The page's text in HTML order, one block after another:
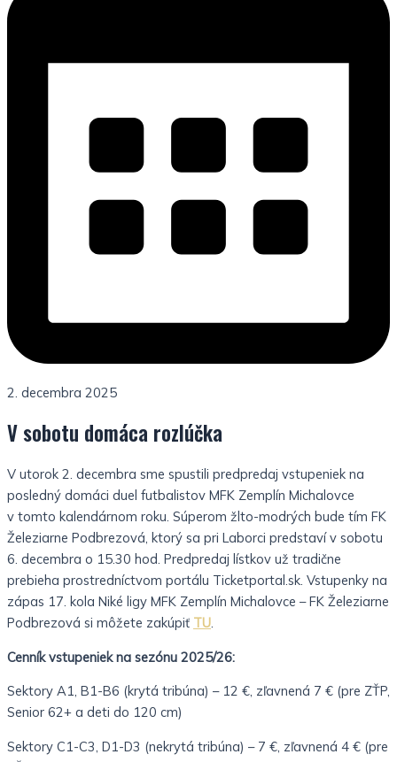
2. decembra 2025
V sobotu domáca rozlúčka
V utorok 2. decembra sme spustili predpredaj vstupeniek na
posledný domáci duel futbalistov MFK Zemplín Michalovce
v tomto kalendárnom roku. Súperom žlto-modrých bude tím FK
Železiarne Podbrezová, ktorý sa pri Laborci predstaví v sobotu
6. decembra o 15.30 hod. Predpredaj lístkov už tradične
prebieha prostredníctvom portálu Ticketportal.sk. Vstupenky na
zápas 17. kola Niké ligy MFK Zemplín Michalovce – FK Železiarne
Podbrezová si môžete zakúpiť TU.
Cenník vstupeniek na sezónu 2025/26:
Sektory A1, B1-B6 (krytá tribúna) – 12 €, zľavnená 7 € (pre ZŤP,
Senior 62+ a deti do 120 cm)
Sektory C1-C3, D1-D3 (nekrytá tribúna) – 7 €, zľavnená 4 € (pre